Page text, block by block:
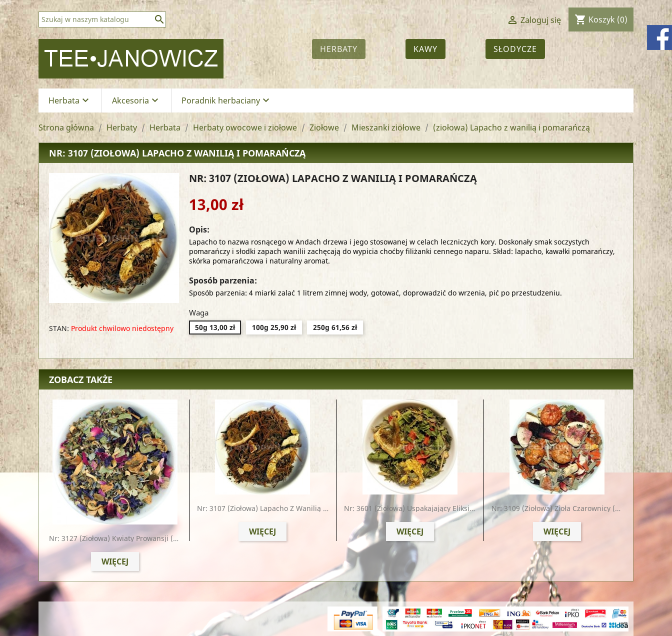
  Zaloguj się shopping_cart Koszyk (0)
HERBATY KAWY SŁODYCZE
Herbata keyboard_arrow_down Akcesoria keyboard_arrow_down Poradnik herbaciany keyboard_arrow_down
Strona główna Herbaty Herbata Herbaty owocowe i ziołowe Ziołowe Mieszanki ziołowe (ziołowa) Lapacho z wanilią i pomarańczą
NR: 3107 (ZIOŁOWA) LAPACHO Z WANILIĄ I POMARAŃCZĄ
STAN: Produkt chwilowo niedostępny
NR: 3107 (ZIOŁOWA) LAPACHO Z WANILIĄ I POMARAŃCZĄ
13,00 zł
Opis:
Lapacho to nazwa rosnącego w Andach drzewa i jego stosowanej w celach leczniczych kory. Doskonały smak soczystych
pomarańczy i słodki zapach wanilii zachęcają do wypicia choćby filiżanki cennego naparu. Skład: lapacho, kawałki pomarańczy,
skórka pomarańczowa i naturalny aromat.
Sposób parzenia:
Sposób parzenia: 4 miarki zalać 1 litrem zimnej wody, gotować, doprowadzić do wrzenia, pić po przestudzeniu.
Waga
50g 13,00 zł 100g 25,90 zł 250g 61,56 zł
ZOBACZ TAKŻE
Nr: 3127 (ziołowa) Kwiaty Prowansji (lipa, Melisa, Lawenda)
WIĘCEJ
Nr: 3107 (ziołowa) Lapacho Z Wanilią I Pomarańczą
WIĘCEJ
Nr: 3601 (ziołowa) Uspakajający Eliksir Elfów
WIĘCEJ
Nr: 3109 (ziołowa) Zioła Czarownicy (dynia, Wiśnia, Miechunka) (nowa Ulepszona Wersja)
WIĘCEJ